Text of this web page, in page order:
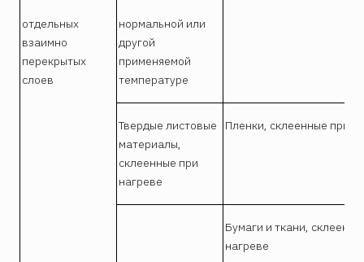
отдельных
взаимно
перекрытых
слоев
нормальной или
другой
применяемой
температуре
Твердые листовые
материалы,
склеенные при
нагреве
Пленки, склеенные при
Бумаги и ткани,
нагреве